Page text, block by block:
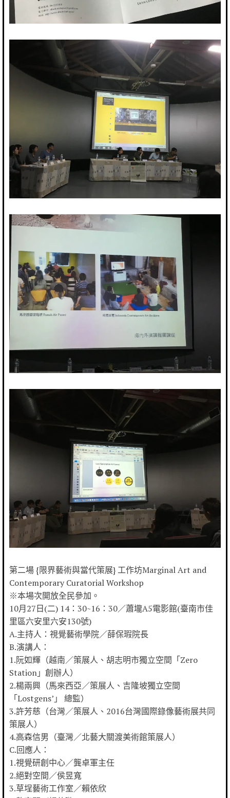
第二場 {限界藝術與當代策展} 工作坊Marginal Art and
Contemporary Curatorial Workshop
※本場次開放全民參加。
10月27日(二) 14：30~16：30／蕭壠A5電影館(臺南市佳
里區六安里六安130號)
A.主持人：視覺藝術學院／薛保瑕院長
B.演講人：
1.阮如輝（越南／策展人、胡志明市獨立空間「Zero
Station」創辦人）
2.楊兩興（馬來西亞／策展人、吉隆坡獨立空間
「Lostgens’」 總監）
3.許芳慈（台灣／策展人、2016台灣國際錄像藝術展共同
策展人）
4.高森信男（臺灣／北藝大關渡美術館策展人）
C.回應人：
1.視覺研創中心／龔卓軍主任
2.絕對空間／侯昱寬
3.草埕藝術工作室／賴依欣